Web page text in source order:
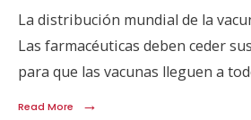
La distribución mundial de la
Las farmacéuticas deben ceder
para que las vacunas lleguen a
Read More →